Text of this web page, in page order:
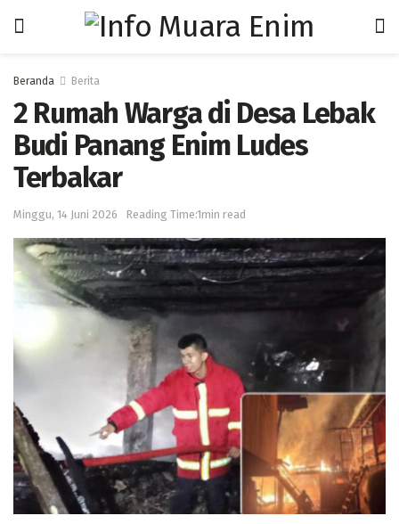
Beranda Berita
2 Rumah Warga di Desa Lebak
Budi Panang Enim Ludes
Terbakar
Minggu, 14 Juni 2026 Reading Time:1min read